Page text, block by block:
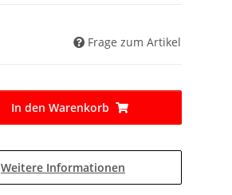
Frage zum Artikel
In den Warenkorb
Weitere Informationen